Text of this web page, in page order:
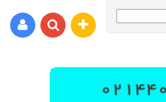
برای مثال : xyz@yahoo.com